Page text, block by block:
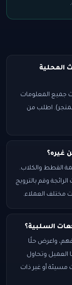
المحلية
جميع المعلومات
اطلب من
غيره؟
القطط والكلاب.
وقم بالترويج
مختلف العملاء.
السلبية؟
واعرض حلًا
العميل وتحاول
مسيئة أو غير ذات